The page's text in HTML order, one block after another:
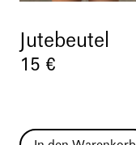
Jutebeutel
15 €